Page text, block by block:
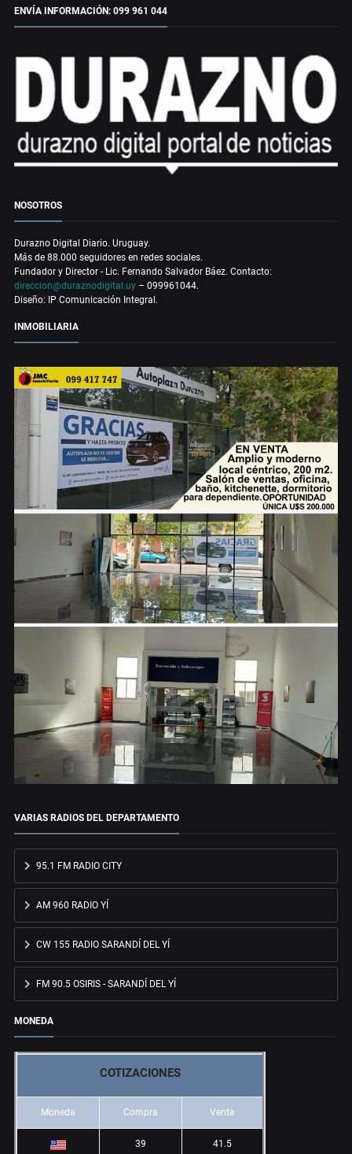
ENVÍA INFORMACIÓN: 099 961 044
NOSOTROS
Durazno Digital Diario. Uruguay.
Más de 88.000 seguidores en redes sociales.
Fundador y Director - Lic. Fernando Salvador Báez. Contacto:
direccion@duraznodigital.uy – 099961044.
Diseño: IP Comunicación Integral.
INMOBILIARIA
VARIAS RADIOS DEL DEPARTAMENTO
95.1 FM RADIO CITY
AM 960 RADIO YÍ
CW 155 RADIO SARANDÍ DEL YÍ
FM 90.5 OSIRIS - SARANDÍ DEL YÍ
MONEDA
COTIZACIONES
Moneda Compra Venta
39 41.5